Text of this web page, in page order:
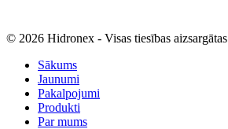
© 2026 Hidronex - Visas tiesības aizsargātas
Sākums
Jaunumi
Pakalpojumi
Produkti
Par mums